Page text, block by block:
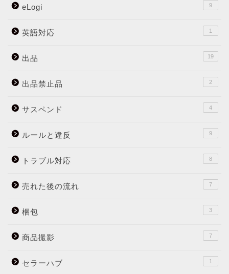
eLogi 9
英語対応 1
出品 19
出品禁止品 2
サスペンド 4
ルールと違反 9
トラブル対応 8
売れた後の流れ 7
梱包 3
商品撮影 7
セラーハブ 1